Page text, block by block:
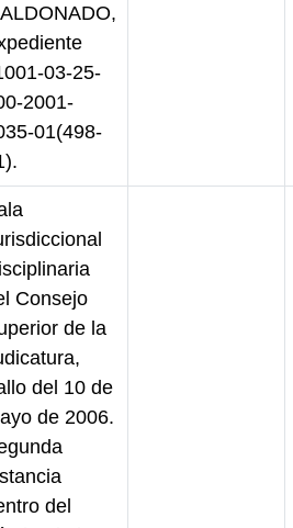
03-25-
2001-
01(498-
Consejo
de la
del 10 de
de 2006.
del